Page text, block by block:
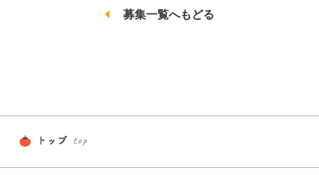
募集一覧へもどる